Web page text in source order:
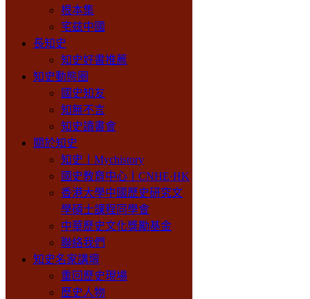
根本集
宅兹中國
長知史
知史好書推薦
知史動態圈
國史知友
知無不言
知史讀書會
關於知史
知史丨Mychistory
國史教育中心丨CNHE·HK
香港大學中國歷史研究文
學碩士課程同學會
中華歷史文化獎勵基金
聯絡我們
知史名家講壇
重回歷史現場
歷史人物